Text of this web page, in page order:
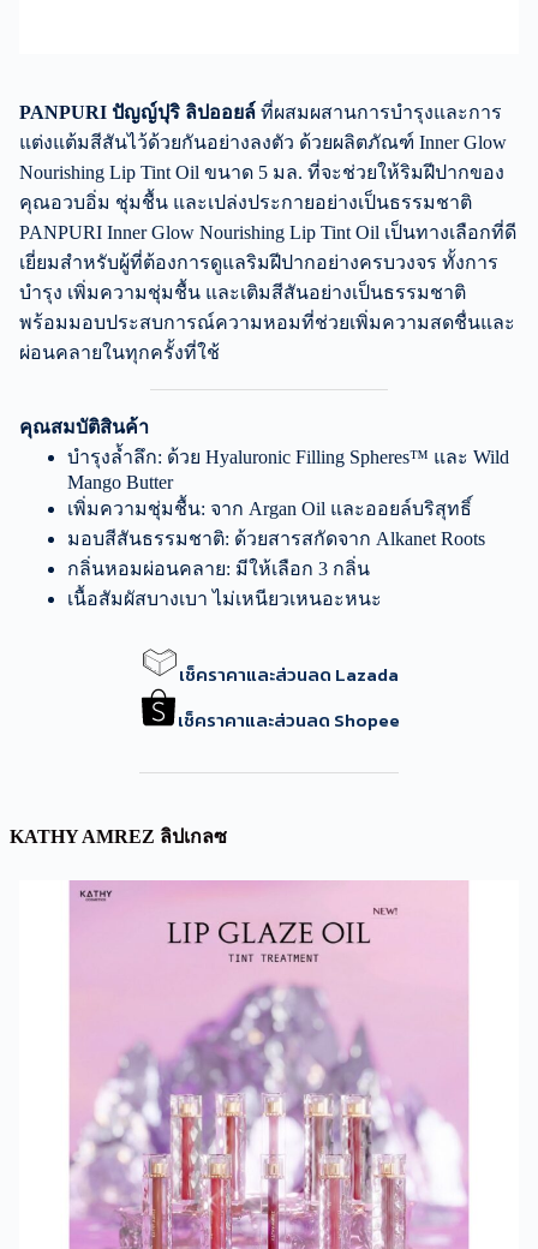
PANPURI ปัญญ์ปุริ ลิปออยล์ ที่ผสมผสานการบำรุงและการ
แต่งแต้มสีสันไว้ด้วยกันอย่างลงตัว ด้วยผลิตภัณฑ์ Inner Glow
Nourishing Lip Tint Oil ขนาด 5 มล. ที่จะช่วยให้ริมฝีปากของ
คุณอวบอิ่ม ชุ่มชื้น และเปล่งประกายอย่างเป็นธรรมชาติ
PANPURI Inner Glow Nourishing Lip Tint Oil เป็นทางเลือกที่ดี
เยี่ยมสำหรับผู้ที่ต้องการดูแลริมฝีปากอย่างครบวงจร ทั้งการ
บำรุง เพิ่มความชุ่มชื้น และเติมสีสันอย่างเป็นธรรมชาติ
พร้อมมอบประสบการณ์ความหอมที่ช่วยเพิ่มความสดชื่นและ
ผ่อนคลายในทุกครั้งที่ใช้
คุณสมบัติสินค้า
บำรุงล้ำลึก: ด้วย Hyaluronic Filling Spheres™ และ Wild
Mango Butter
เพิ่มความชุ่มชื้น: จาก Argan Oil และออยล์บริสุทธิ์
มอบสีสันธรรมชาติ: ด้วยสารสกัดจาก Alkanet Roots
กลิ่นหอมผ่อนคลาย: มีให้เลือก 3 กลิ่น
เนื้อสัมผัสบางเบา ไม่เหนียวเหนอะหนะ
เช็คราคาและส่วนลด Lazada
เช็คราคาและส่วนลด Shopee
KATHY AMREZ ลิปเกลซ